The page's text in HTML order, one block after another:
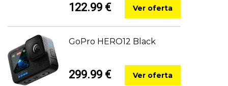
122.99 € Ver oferta
GoPro HERO12 Black
299.99 € Ver oferta